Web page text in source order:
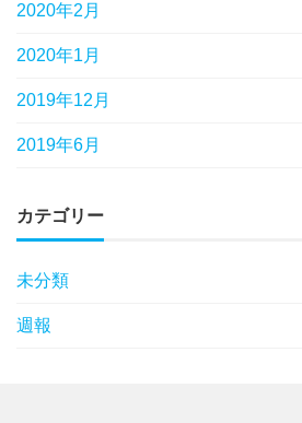
2020年2月
2020年1月
2019年12月
2019年6月
カテゴリー
未分類
週報